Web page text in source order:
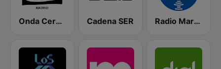
Onda Cero Madrid Cadena SER Radio Marca Nacional